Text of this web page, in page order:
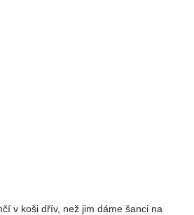
v koši dřív, než jim dáme šanci na